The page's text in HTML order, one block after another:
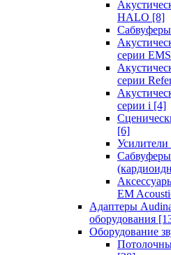
HALO [8]
серии EMS
серии
серии i [4]
[6]
EM
Адаптеры
оборудования
Оборудование